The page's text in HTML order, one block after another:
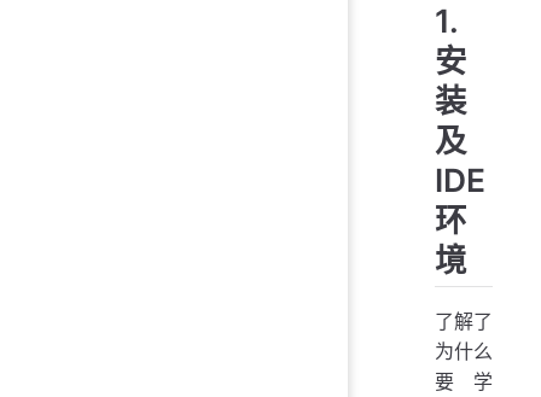
1.
安
装
及
IDE
环
境
了解了
为什么
要学